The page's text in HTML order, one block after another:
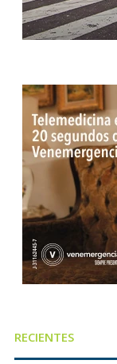
RECIENTES